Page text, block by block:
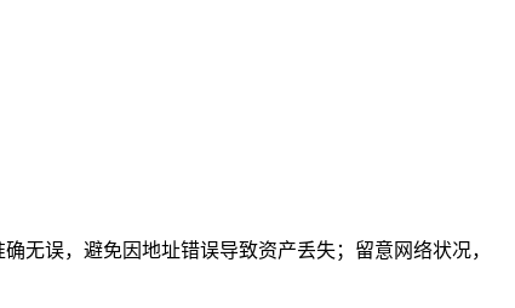
无误，避免因地址错误导致资产丢失；留意网络状况，